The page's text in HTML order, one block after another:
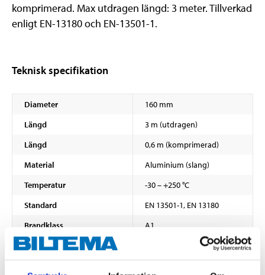
komprimerad. Max utdragen längd: 3 meter. Tillverkad
enligt EN-13180 och EN-13501-1.
Teknisk specifikation
Diameter
160 mm
Längd
3 m (utdragen)
Längd
0,6 m (komprimerad)
Material
Aluminium (slang)
Temperatur
-30 – +250 °C
Standard
EN 13501-1, EN 13180
Brandklass
A1
Färg